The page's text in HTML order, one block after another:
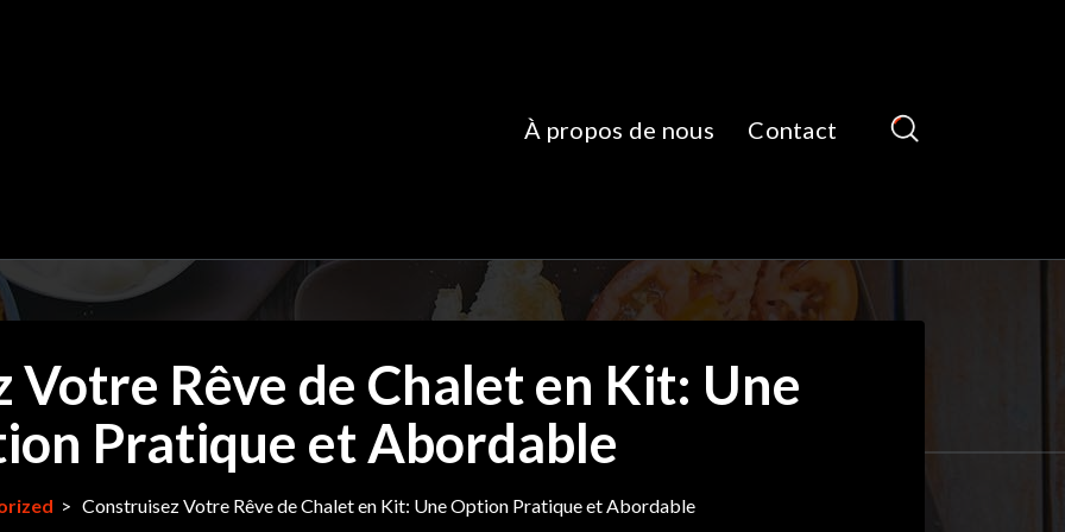
À propos de nous Contact
Votre Rêve de Chalet en Kit: Une
Pratique et Abordable
> Construisez Votre Rêve de Chalet en Kit: Une Option Pratique et Abordable